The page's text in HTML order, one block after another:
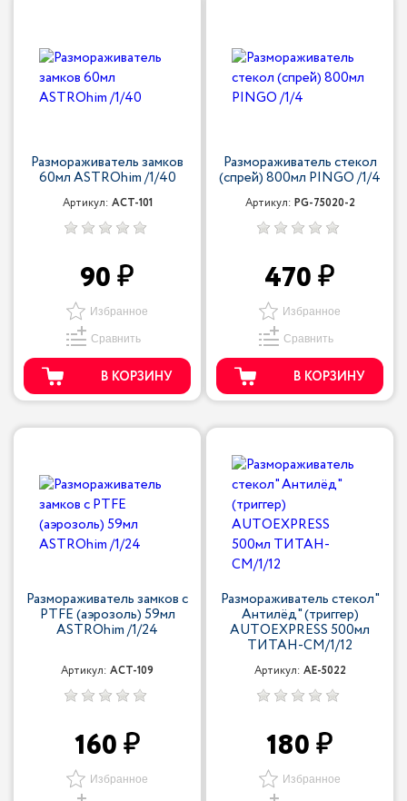
Размораживатель замков
60мл ASTROhim /1/40
Артикул: ACT-101
90
Избранное
Сравнить
В КОРЗИНУ
Размораживатель стекол
(спрей) 800мл PINGO /1/4
Артикул: PG-75020-2
470
Избранное
Сравнить
В КОРЗИНУ
Размораживатель замков с
PTFE (аэрозоль) 59мл
ASTROhim /1/24
Артикул: ACT-109
160
Избранное
Размораживатель стекол"
Антилёд" (триггер)
AUTOEXPRESS 500мл
ТИТАН-СМ/1/12
Артикул: AE-5022
180
Избранное